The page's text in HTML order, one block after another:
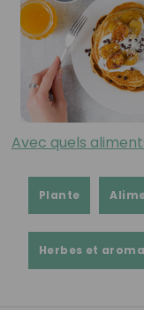
Avec quels
Plante
Herbes et